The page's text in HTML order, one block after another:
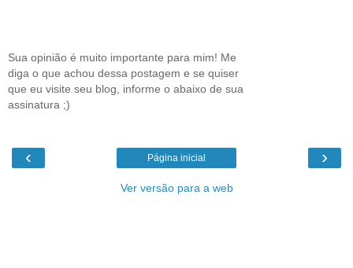
Sua opinião é muito importante para mim! Me
diga o que achou dessa postagem e se quiser
que eu visite seu blog, informe o abaixo de sua
assinatura ;)
‹ ›
Página inicial
Ver versão para a web